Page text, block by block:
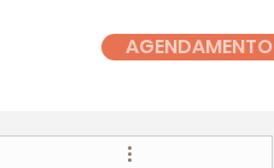
AGENDAMENTO